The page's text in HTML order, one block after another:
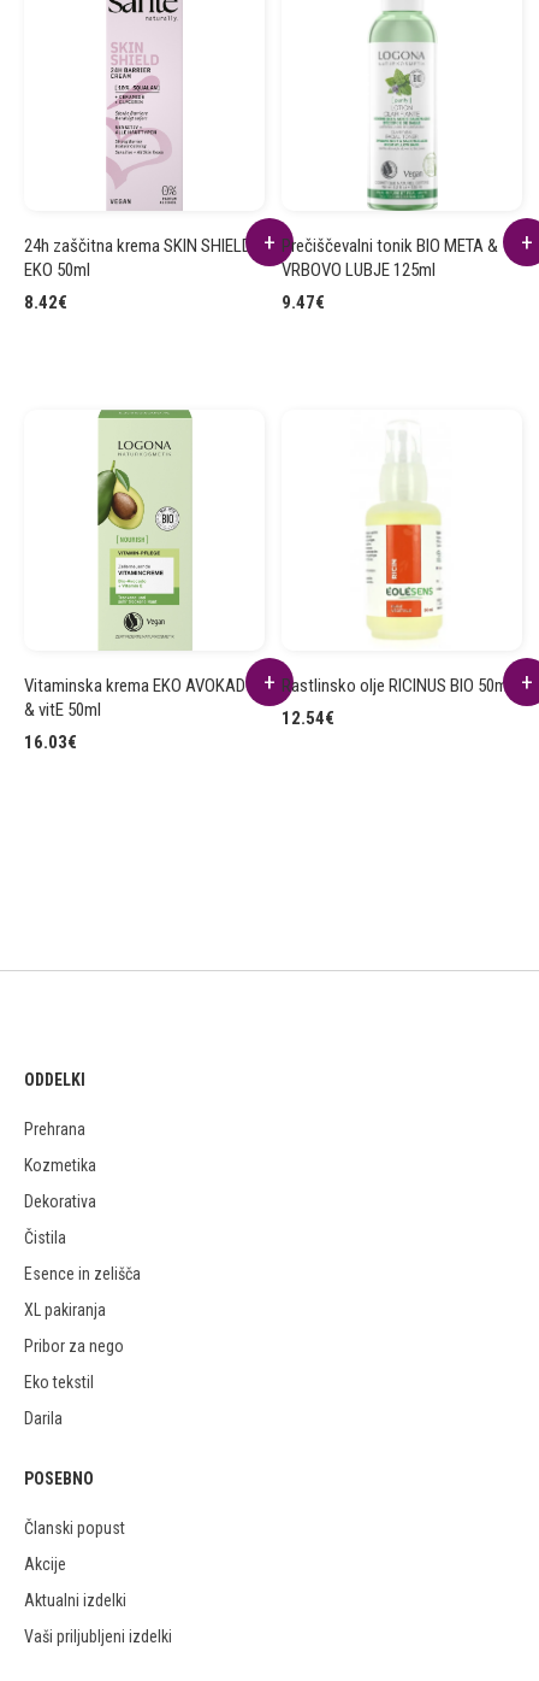
24h zaščitna krema SKIN SHIELD
EKO 50ml
8.42€
Prečiščevalni tonik BIO META &
VRBOVO LUBJE 125ml
9.47€
Vitaminska krema EKO AVOKADO
& vitE 50ml
16.03€
Rastlinsko olje RICINUS BIO 50ml
12.54€
ODDELKI
Prehrana
Kozmetika
Dekorativa
Čistila
Esence in zelišča
XL pakiranja
Pribor za nego
Eko tekstil
Darila
POSEBNO
Članski popust
Akcije
Aktualni izdelki
Vaši priljubljeni izdelki